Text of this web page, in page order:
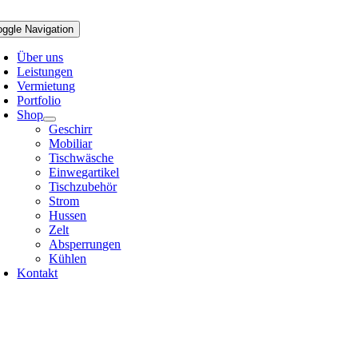
Inhalt
springen
Navigation
Über uns
Leistungen
Vermietung
Portfolio
Shop
Geschirr
Mobiliar
Tischwäsche
Einwegartikel
Tischzubehör
Strom
Hussen
Zelt
Absperrungen
Kühlen
Kontakt